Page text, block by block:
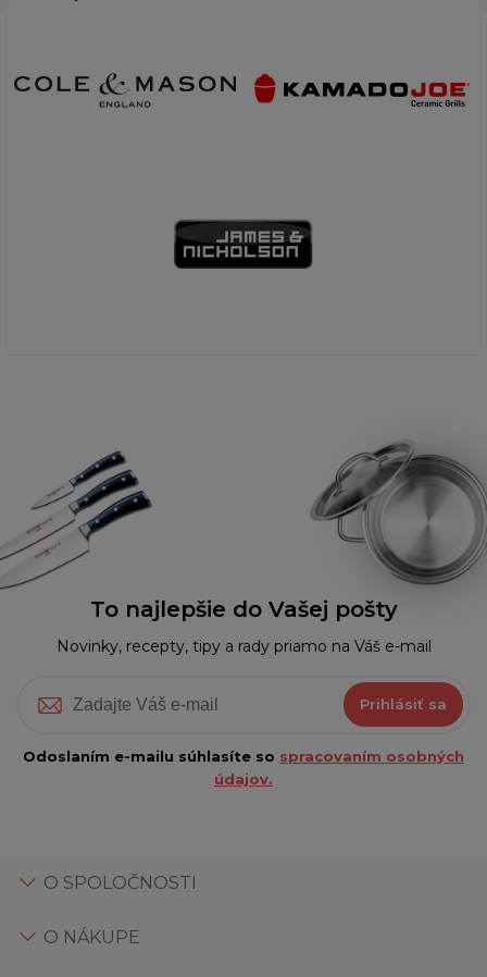
To najlepšie do Vašej pošty
Novinky, recepty, tipy a rady priamo na Váš e-mail
Prihlásiť sa
Odoslaním e-mailu súhlasíte so spracovaním osobných
údajov.
O SPOLOČNOSTI
O NÁKUPE